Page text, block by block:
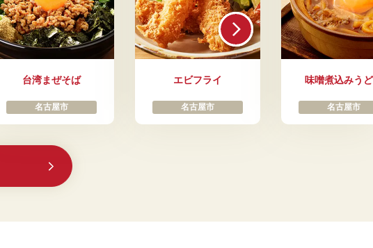
台湾まぜそば
名古屋市
エビフライ
名古屋市
味噌煮込みう
名古屋市